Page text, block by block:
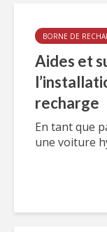
BORNE DE
Aides et
recharge
En tant que
une voiture